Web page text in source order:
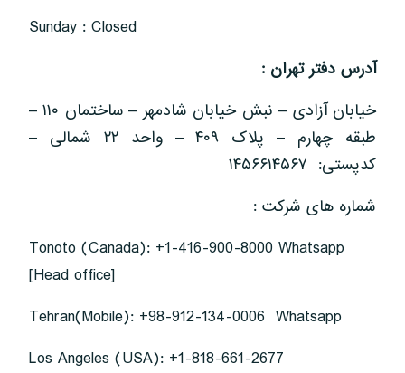
Sunday : Closed
آدرس دفتر تهران :
خیابان آزادی – نبش خیابان شادمهر – ساختمان ۱۱۰ –
طبقه چهارم – پلاک ۴۰۹ – واحد ۲۲ شمالی –
کدپستی: ۱۴۵۶۶۱۴۵۶۷
شماره های شرکت :
Tonoto (Canada): +1-416-900-8000 Whatsapp
[Head office]
Tehran(Mobile): +98-912-134-0006 Whatsapp
Los Angeles (USA): +1-818-661-2677